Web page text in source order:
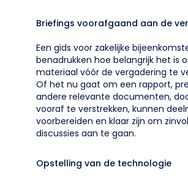
Briefings voorafgaand aan de
Een gids voor zakelijke
benadrukken hoe belangrijk het is
materiaal vóór de vergadering te
Of het nu gaat om een rapport,
andere relevante documenten,
vooraf te verstrekken, kunnen
voorbereiden en klaar zijn om
discussies aan te gaan.
Opstelling van de technologie